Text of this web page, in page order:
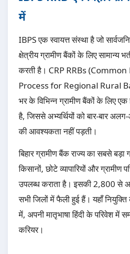
में
IBPS एक स्वायत्त संस्था है जो
क्षेत्रीय ग्रामीण बैंकों के लिए सामान्य
करती है। CRP RRBs
Process for Regional Rural
भर के विभिन्न ग्रामीण बैंकों के लिए एक ही
है, जिससे अभ्यर्थियों को बार-बार
की आवश्यकता नहीं पड़ती।
बिहार ग्रामीण बैंक राज्य का सबसे बड़ा
किसानों, छोटे व्यापारियों और ग्रामीण
उपलब्ध कराता है। इसकी 2,800 से
सभी जिलों में फैली हुई हैं। यहाँ नियुक्ति
में, अपनी मातृभाषा हिंदी के परिवेश में
करियर।